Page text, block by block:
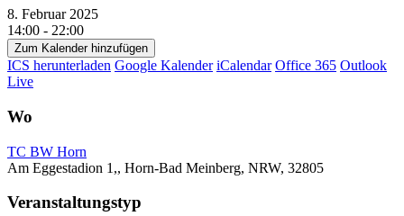
8. Februar 2025
14:00 - 22:00
Zum Kalender hinzufügen
ICS herunterladen Google Kalender iCalendar Office 365 Outlook
Live
Wo
TC BW Horn
Am Eggestadion 1,, Horn-Bad Meinberg, NRW, 32805
Veranstaltungstyp